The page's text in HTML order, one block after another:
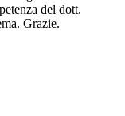
del dott.
Grazie.